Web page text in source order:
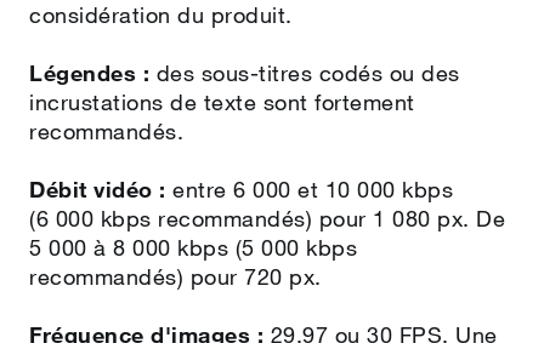
considération du produit.
Légendes : des sous‑titres codés ou des
incrustations de texte sont fortement
recommandés.
Débit vidéo : entre 6 000 et 10 000 kbps
(6 000 kbps recommandés) pour 1 080 px. De
5 000 à 8 000 kbps (5 000 kbps
recommandés) pour 720 px.
Fréquence d'images : 29,97 ou 30 FPS. Une